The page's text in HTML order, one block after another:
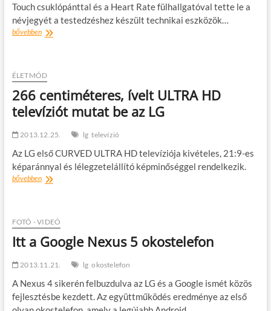
Touch csuklópánttal és a Heart Rate fülhallgatóval tette le a
névjegyét a testedzéshez készült technikai eszközök…
bővebbenOkos
az
től,
nem
csak
sportoláshoz
ÉLETMÓD
266 centiméteres, ívelt ULTRA HD
televíziót mutat be az LG
2013.12.25. lg televízió
Az LG első CURVED ULTRA HD televíziója kivételes, 21:9-es
képaránnyal és lélegzetelállító képminőséggel rendelkezik.
bővebben266
HD
mutat
az
FOTÓ - VIDEÓ
Itt a Google Nexus 5 okostelefon
2013.11.21. lg okostelefon
A Nexus 4 sikerén felbuzdulva az LG és a Google ismét közös
fejlesztésbe kezdett. Az együttműködés eredménye az első